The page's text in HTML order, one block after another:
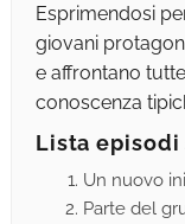
Esprimendosi
giovani
e affrontano
conoscenza
Lista episodi
Un nuovo
Parte del